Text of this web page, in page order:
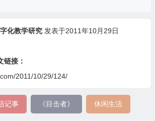
化教学研究 发表于2011年10月29日
链接：
2011/10/29/124/
记事 《目击者》 休闲生活